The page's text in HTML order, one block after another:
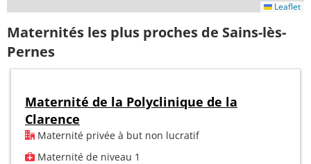
Leaflet
Maternités les plus proches de Sains-lès-
Pernes
Maternité de la Polyclinique de la
Clarence
Maternité privée à but non lucratif
Maternité de niveau 1